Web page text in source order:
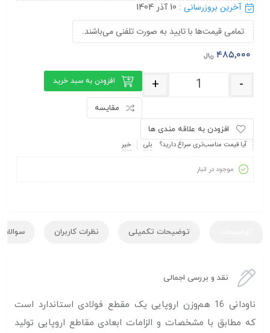
آخرین بروزرسانی : 10 آذر 1404
تمامی قیمت‌ها با تایید به صورت تلفنی می‌باشند.
۴۸۵,۰۰۰ ریال
-
+ افزودن به سبد خرید
مقایسه
افزودن به علاقه مندی ها
آیا قیمت مناسب‌تری سراغ دارید؟ بلی خیر
موجود در انبار
توضیحات تکمیلی نظرات کاربران سوالات
نقد و بررسی اجمالی
ناودانی 16 هم‌وزن اروپایی یک مقطع فولادی استاندارد است
که مطابق با مشخصات و الزامات ابعادی مقاطع اروپایی تولید